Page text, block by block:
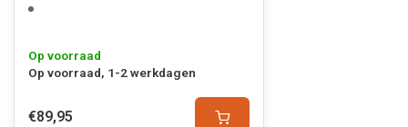
Op voorraad
Op voorraad, 1-2 werkdagen
€89,95